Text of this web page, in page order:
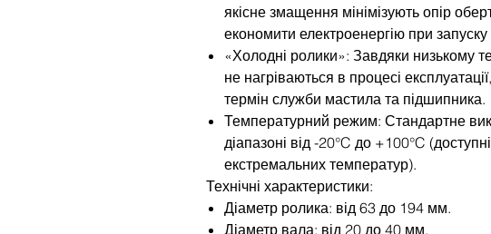
якісне змащення мінімізують опір
економити електроенергію при запуску
«Холодні ролики»: Завдяки низькому
не нагріваються в процесі
термін служби мастила та підшипника.
Температурний режим: Стандартне
діапазоні від -20°C до +100°C
екстремальних температур).
Технічні характеристики:
Діаметр ролика: від 63 до 194 мм.
Діаметр вала: від 20 до 40 мм.